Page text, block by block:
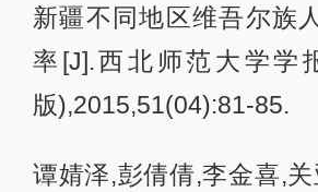
新疆不同地区维吾尔族
率[J].西北师范大学学
版),2015,51(04):81-85.
谭婧泽,彭倩倩,李金喜,